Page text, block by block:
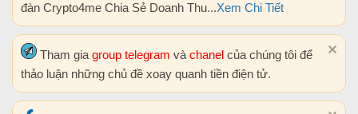
đàn Crypto4me Chia Sẻ Doanh Thu...Xem Chi Tiết
Tham gia group telegram và chanel của chúng tôi để
thảo luận những chủ đề xoay quanh tiền điện tử.